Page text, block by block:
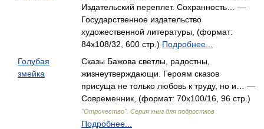
Издательский переплет. Сохранность… —
Государственное издательство
художественной литературы, (формат:
84x108/32, 600 стр.) Подробнее...
Голубая
змейка
Сказы Бажова светлы, радостны,
жизнеутверждающи. Героям сказов
присуща не только любовь к труду, но и… —
Современник, (формат: 70x100/16, 96 стр.)
"Отрочество". Серия книг для подростков
Подробнее...